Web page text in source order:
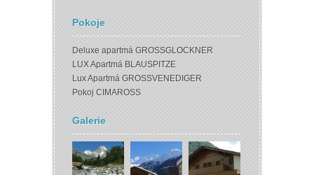
Pokoje
Deluxe apartmá GROSSGLOCKNER
LUX Apartmá BLAUSPITZE
Lux Apartmá GROSSVENEDIGER
Pokoj CIMAROSS
Galerie